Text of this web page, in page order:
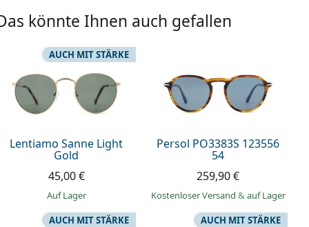
könnte Ihnen auch gefallen
Lentiamo Sanne Light
Gold
AUCH MIT STÄRKE
45,00 €
auf Lager
Persol PO3383S 123556
54
259,90 €
Kostenloser Versand & auf Lager
AUCH MIT STÄRKE AUCH MIT STÄRKE